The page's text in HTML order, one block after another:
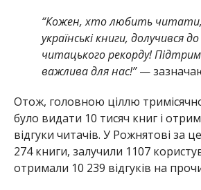
“Кожен, хто любить читати,
українські книги, долучився
читацького рекорду!
важлива для нас!”—
Отож, головною ціллю
було видати 10 тисяч книг і
відгуки читачів. У Рожнятові за
274 книги, залучили 1107
отримали 10 239 відгуків на